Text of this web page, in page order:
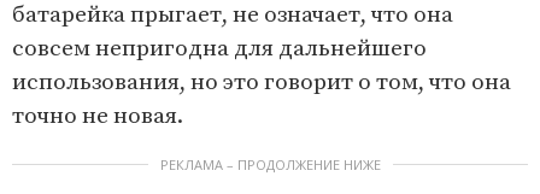
батарейка прыгает, не означает, что она
совсем непригодна для дальнейшего
использования, но это говорит о том, что она
точно не новая.
РЕКЛАМА – ПРОДОЛЖЕНИЕ НИЖЕ